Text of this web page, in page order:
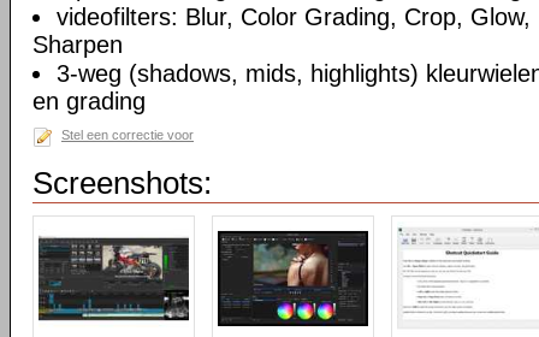
videofilters: Blur, Color Grading, Crop,
Sharpen
3-weg (shadows, mids, highlights)
en grading
Stel een correctie voor
Screenshots: